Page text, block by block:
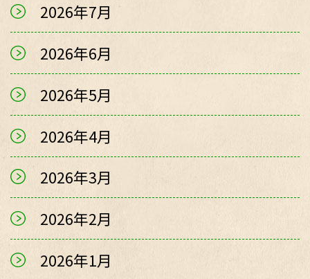
2026年7月
2026年6月
2026年5月
2026年4月
2026年3月
2026年2月
2026年1月